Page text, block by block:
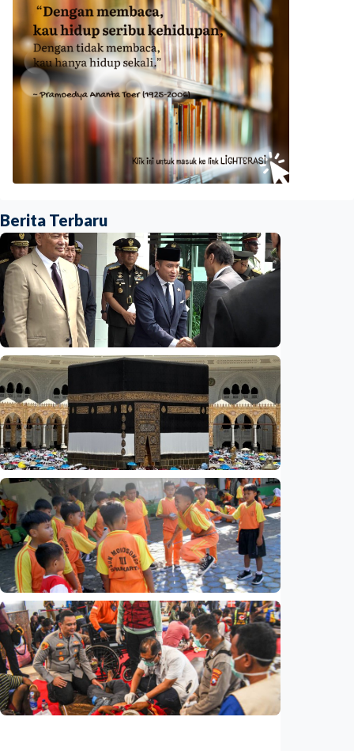
Berita Terbaru
Nasional
Opin - Wacana reshuffle Agustus,
Wamenhan bakal diisi sipil? Pakar: Ancaman
hibrida butuh keahlian di luar militer
Indonesia•08 Aug 2026
Nasional
Analisis – Ke mana mengalirnya uang jemaah
haji Indonesia? Ada potensi ekonomi yang
bisa kembali ke Tanah Air (1 dari 3 tulisan)
Indonesia•08 Aug 2026
Nasional
Analisis – Belajar dari Australia: Apa yang
bisa dipelajari Indonesia untuk membenahi
kurikulum?
Indonesia 08 Aug 2026